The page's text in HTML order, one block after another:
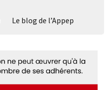
Le blog de l’Appep